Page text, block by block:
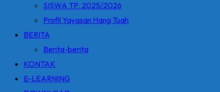
SISWA TP. 2025/2026
Profil Yayasan Hang Tuah
BERITA
Berita-berita
KONTAK
E-LEARNING